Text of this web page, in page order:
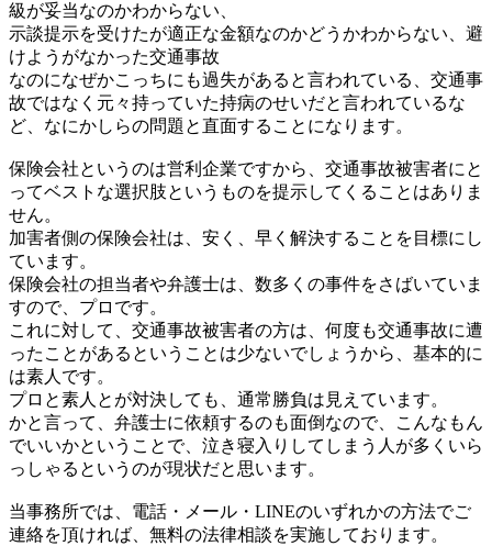
級が妥当なのかわからない、
示談提示を受けたが適正な金額なのかどうかわからない、避
けようがなかった交通事故
なのになぜかこっちにも過失があると言われている、交通事
故ではなく元々持っていた持病のせいだと言われているな
ど、なにかしらの問題と直面することになります。
保険会社というのは営利企業ですから、交通事故被害者にと
ってベストな選択肢というものを提示してくることはありま
せん。
加害者側の保険会社は、安く、早く解決することを目標にし
ています。
保険会社の担当者や弁護士は、数多くの事件をさばいていま
すので、プロです。
これに対して、交通事故被害者の方は、何度も交通事故に遭
ったことがあるということは少ないでしょうから、基本的に
は素人です。
プロと素人とが対決しても、通常勝負は見えています。
かと言って、弁護士に依頼するのも面倒なので、こんなもん
でいいかということで、泣き寝入りしてしまう人が多くいら
っしゃるというのが現状だと思います。
当事務所では、電話・メール・LINEのいずれかの方法でご
連絡を頂ければ、無料の法律相談を実施しております。